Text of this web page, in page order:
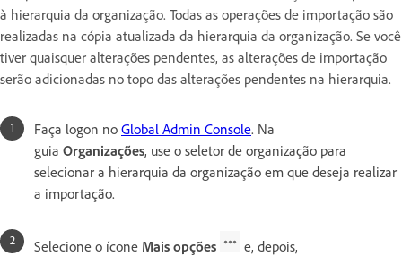
à hierarquia da organização. Todas as operações de importação são
realizadas na cópia atualizada da hierarquia da organização. Se você
tiver quaisquer alterações pendentes, as alterações de importação
serão adicionadas no topo das alterações pendentes na hierarquia.
Faça logon no Global Admin Console. Na
guia Organizações, use o seletor de organização para
selecionar a hierarquia da organização em que deseja realizar
a importação.
Selecione o ícone Mais opções
e, depois,